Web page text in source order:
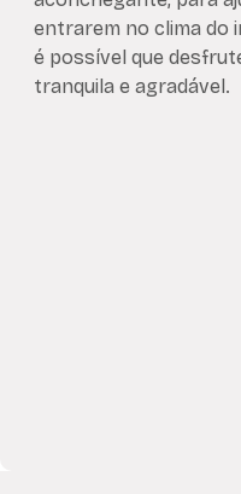
entrarem no clima do
é possível que
tranquila e agradável.